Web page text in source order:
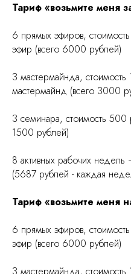
Тариф «возьмите меня
6 прямых эфиров,
эфир (всего 6000 рублей)
3 мастермайнда,
мастермайнд (всего 3000
3 семинара, стоимость 500
1500 рублей)
8 активных рабочих
(5687 рублей - каждая
Тариф «возьмите меня
6 прямых эфиров,
эфир (всего 6000 рублей)